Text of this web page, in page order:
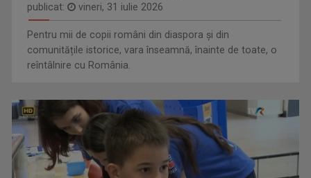
publicat: vineri, 31 iulie 2026
Pentru mii de copii români din diaspora și din
comunitățile istorice, vara înseamnă, înainte de toate, o
reîntâlnire cu România.